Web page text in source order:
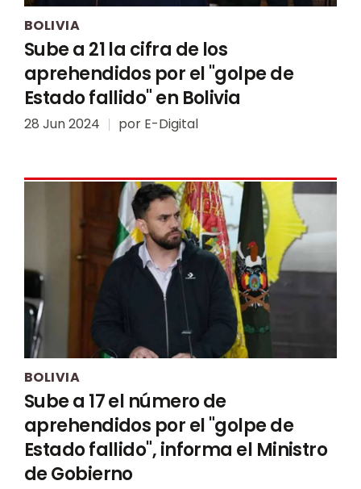
BOLIVIA
Sube a 21 la cifra de los
aprehendidos por el "golpe de
Estado fallido" en Bolivia
28 Jun 2024 por E-Digital
BOLIVIA
Sube a 17 el número de
aprehendidos por el "golpe de
Estado fallido", informa el Ministro
de Gobierno